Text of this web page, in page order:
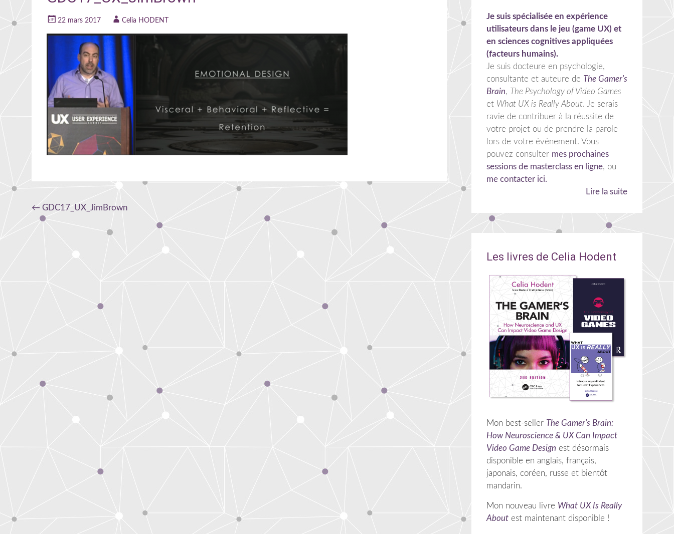
22 mars 2017 Celia HODENT
Navigation
de
l'article
← GDC17_UX_JimBrown
Je suis spécialisée en expérience
utilisateurs dans le jeu (game UX) et
en sciences cognitives appliquées
(facteurs humains).
Je suis docteure en psychologie,
consultante et auteure de The Gamer's
Brain, The Psychology of Video Games
et What UX is Really About. Je serais
ravie de contribuer à la réussite de
votre projet ou de prendre la parole
lors de votre événement. Vous
pouvez consulter mes prochaines
sessions de masterclass en ligne, ou
me contacter ici.
Lire la suite
Les livres de Celia Hodent
Mon best-seller The Gamer's Brain:
How Neuroscience & UX Can Impact
Video Game Design est désormais
disponible en anglais, français,
japonais, coréen, russe et bientôt
mandarin.
Mon nouveau livre What UX Is Really
Aboutest maintenant disponible !